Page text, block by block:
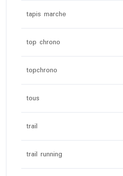
tapis marche
top chrono
topchrono
tous
trail
trail running